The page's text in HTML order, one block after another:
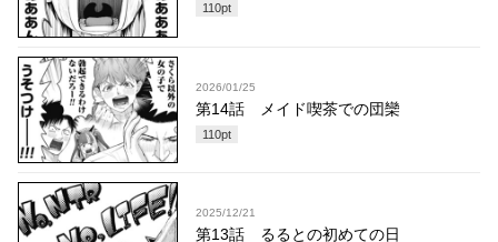
110pt
2026/01/25
第14話 メイド喫茶での団欒
110pt
2025/12/21
第13話 るるとの初めての日